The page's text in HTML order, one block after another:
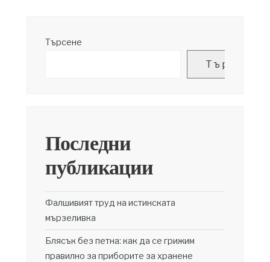
Търсене
Търсене
Последни
публикации
Фалшивият труд на истинската
мързеливка
Блясък без петна: как да се грижим
правилно за приборите за хранене